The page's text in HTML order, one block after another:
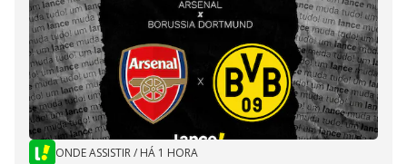
ONDE ASSISTIR/ HÁ 1 HORA